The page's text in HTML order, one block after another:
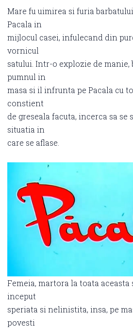
Mare fu uimirea si furia
Pacala in
mijlocul casei, infulecand din
vornicul
satului. Intr-o explozie de manie,
pumnul in
masa si il infrunta pe Pacala cu
constient
de greseala facuta, incerca sa se
situatia in
care se aflase.
Femeia, martora la toata aceasta
inceput
speriata si nelinistita, insa, pe
povesti